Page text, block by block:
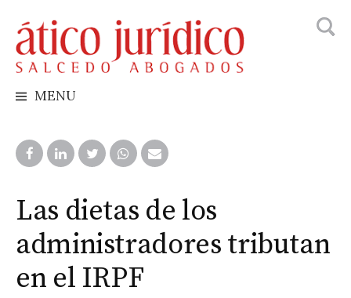
to
content
MENU
Las dietas de los
administradores tributan
en el IRPF